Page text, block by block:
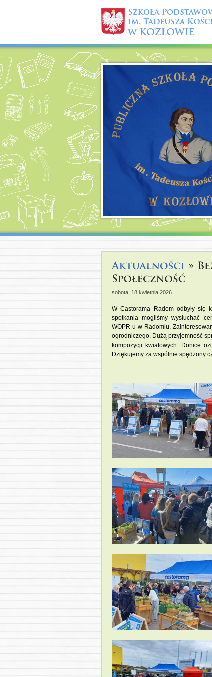
sobota, 18 kwietnia 2026
WCastorama Radom odbyły się
spotkania mogliśmy wysłuchać
WOPR-u w Radomiu.
ogrodniczego. Dużą przyjemność
kompozycji kwiatowych. Donice
Dziękujemy za wspólnie spędzony